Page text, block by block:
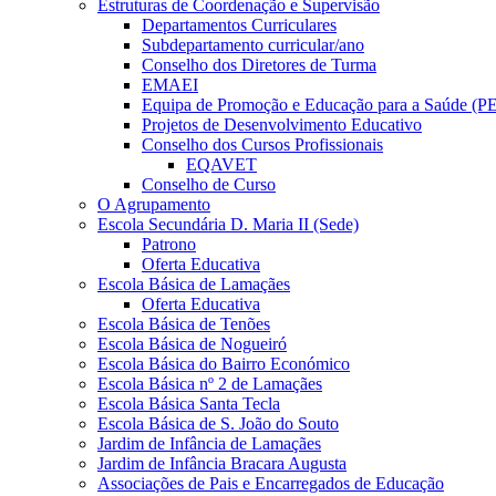
Estruturas de Coordenação e Supervisão
Departamentos Curriculares
Subdepartamento curricular/ano
Conselho dos Diretores de Turma
EMAEI
Equipa de Promoção e Educação para a Saúde
Projetos de Desenvolvimento Educativo
Conselho dos Cursos Profissionais
EQAVET
Conselho de Curso
O Agrupamento
Escola Secundária D. Maria II (Sede)
Patrono
Oferta Educativa
Escola Básica de Lamaçães
Oferta Educativa
Escola Básica de Tenões
Escola Básica de Nogueiró
Escola Básica do Bairro Económico
Escola Básica nº 2 de Lamaçães
Escola Básica Santa Tecla
Escola Básica de S. João do Souto
Jardim de Infância de Lamaçães
Jardim de Infância Bracara Augusta
Associações de Pais e Encarregados de Educação